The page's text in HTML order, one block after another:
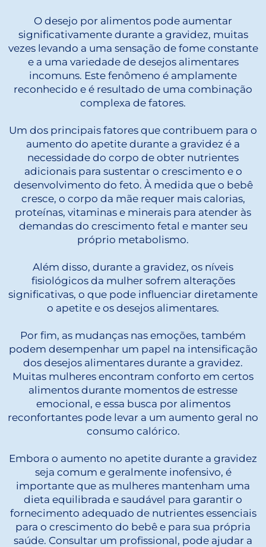
O desejo por alimentos pode aumentar
significativamente durante a gravidez, muitas
vezes levando a uma sensação de fome constante
e a uma variedade de desejos alimentares
incomuns. Este fenômeno é amplamente
reconhecido e é resultado de uma combinação
complexa de fatores.
Um dos principais fatores que contribuem para o
aumento do apetite durante a gravidez é a
necessidade do corpo de obter nutrientes
adicionais para sustentar o crescimento e o
desenvolvimento do feto. À medida que o bebê
cresce, o corpo da mãe requer mais calorias,
proteínas, vitaminas e minerais para atender às
demandas do crescimento fetal e manter seu
próprio metabolismo.
Além disso, durante a gravidez, os níveis
fisiológicos da mulher sofrem alterações
significativas, o que pode influenciar diretamente
o apetite e os desejos alimentares.
Por fim, as mudanças nas emoções, também
podem desempenhar um papel na intensificação
dos desejos alimentares durante a gravidez.
Muitas mulheres encontram conforto em certos
alimentos durante momentos de estresse
emocional, e essa busca por alimentos
reconfortantes pode levar a um aumento geral no
consumo calórico.
Embora o aumento no apetite durante a gravidez
seja comum e geralmente inofensivo, é
importante que as mulheres mantenham uma
dieta equilibrada e saudável para garantir o
fornecimento adequado de nutrientes essenciais
para o crescimento do bebê e para sua própria
saúde. Consultar um profissional, pode ajudar a